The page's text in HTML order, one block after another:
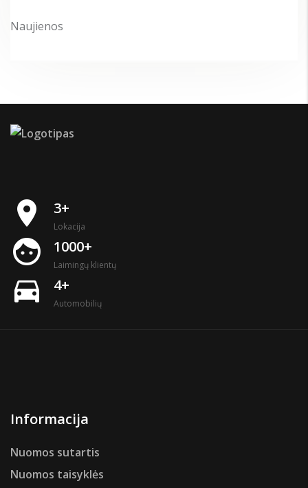
Naujienos
place 3+
Lokacija
face 1000+
Laimingų klientų
directions_car 4+
Automobilių
Informacija
Nuomos sutartis
Nuomos taisyklės